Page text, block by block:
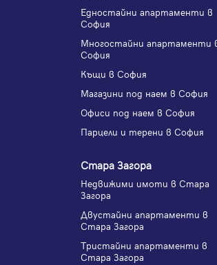
Едностайни апартаменти в
София
Многостайни апартаменти
София
Къщи в София
Магазини под наем в София
Офиси под наем в София
Парцели и терени в София
Стара Загора
Недвижими имоти в Стара
Загора
Двустайни апартаменти в
Стара Загора
Тристайни апартаменти в
Стара Загора